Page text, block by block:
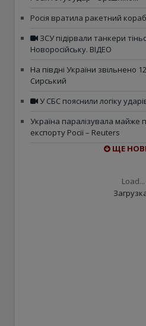
Росія вратила ракетний
ЗСУ підірвали танкери
Новоросійську. ВІДЕО
На півдні України звільнено
Сирський
У СБС пояснили логіку
Україна паралізувала майже
експорту Росії – Reuters
ЩЕ
Load...